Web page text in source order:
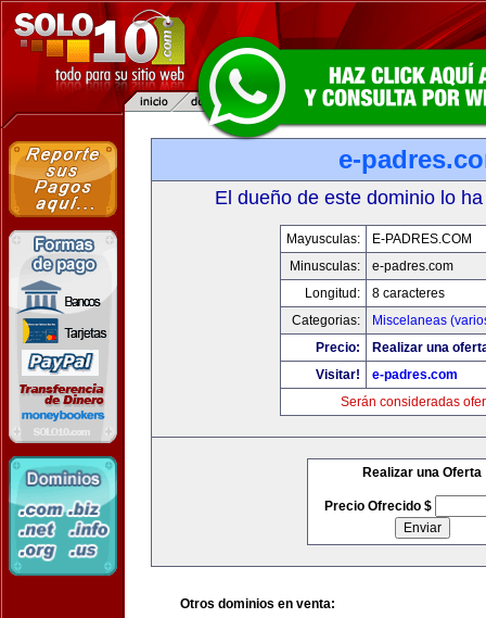
e-
El dueño de este dominio lo
Mayusculas:
E-PADRES.COM
Minusculas:
e-padres.com
Longitud:
8 caracteres
Categorias:
Miscelaneas
Precio:
Realizar una
Visitar!
e-padres.com
Serán consideradas
Realizar una Oferta
Precio Ofrecido $
Otros dominios en venta: